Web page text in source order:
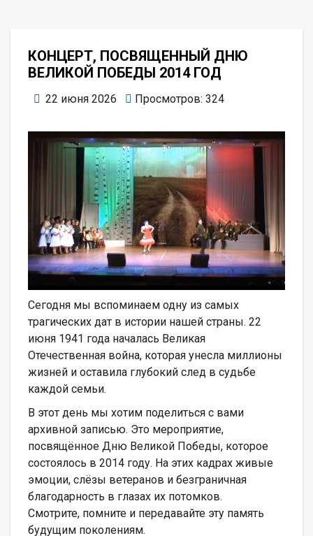
КОНЦЕРТ, ПОСВЯЩЕННЫЙ ДНЮ
ВЕЛИКОЙ ПОБЕДЫ 2014 ГОД
22 июня 2026 Просмотров: 324
Сегодня мы вспоминаем одну из самых
трагических дат в истории нашей страны. 22
июня 1941 года началась Великая
Отечественная война, которая унесла миллионы
жизней и оставила глубокий след в судьбе
каждой семьи.
В этот день мы хотим поделиться с вами
архивной записью. Это мероприятие,
посвящённое Дню Великой Победы, которое
состоялось в 2014 году. На этих кадрах живые
эмоции, слёзы ветеранов и безграничная
благодарность в глазах их потомков.
Смотрите, помните и передавайте эту память
будущим поколениям.